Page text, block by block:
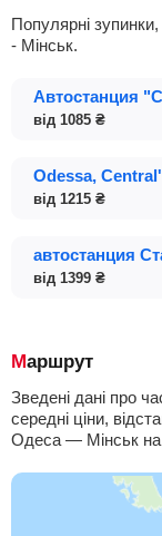
Популярні зупинки, з яких відправляються маршрутки Одеса
- Мінськ.
від 1085 ₴
автостанция
від 1399 ₴
від 1215 ₴
Маршрут
Зведені дані про
середні ціни,
Одеса — Мінськ на